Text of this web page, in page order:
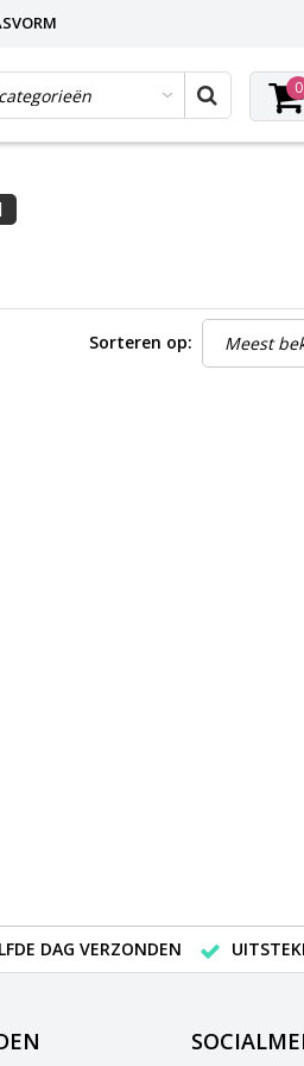
0
Sorteren op:
DAG VERZONDEN